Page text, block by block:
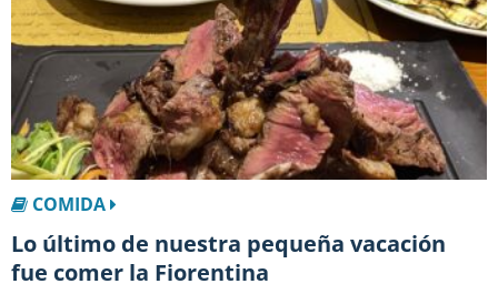
COMIDA
Lo último de nuestra pequeña vacación
fue comer la Fiorentina